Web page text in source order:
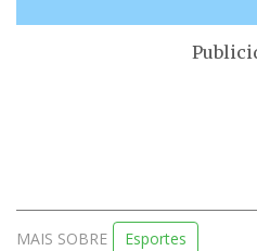
MAIS SOBRE Esportes